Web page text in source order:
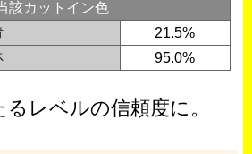
該カットイン色
21.5%
95.0%
レベルの信頼度に。